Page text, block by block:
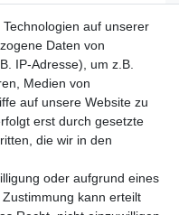
Warenkorb
Versandkosten
auf unserer
Daten von
IP-Adresse), um z.B.
Medien von
auf unsere Website zu
erst durch gesetzte
die wir in den
oder aufgrund eines
kann erteilt